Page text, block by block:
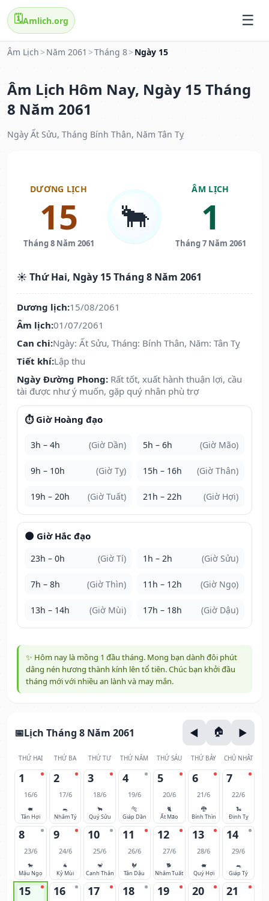
🗓️Amlich.org
Âm Lịch > Năm 2061 >Tháng 8> Ngày 15
Âm Lịch Hôm Nay, Ngày 15 Tháng
8 Năm 2061
Ngày Ất Sửu, Tháng Bính Thân, Năm Tân Tỵ
DƯƠNG LỊCH
15
Tháng 8 Năm 2061
🐂
ÂM LỊCH
1
Tháng 7 Năm 2061
☀️ Thứ Hai, Ngày 15 Tháng 8 Năm 2061
Dương lịch:15/08/2061
Âm lịch:01/07/2061
Can chi:Ngày: Ất Sửu, Tháng: Bính Thân, Năm: Tân Tỵ
Tiết khí:Lập thu
Ngày Đường Phong: Rất tốt, xuất hành thuận lợi, cầu
tài được như ý muốn, gặp quý nhân phù trợ
⏱️ Giờ Hoàng đạo
3h – 4h (Giờ Dần) 5h – 6h (Giờ Mão)
9h – 10h (Giờ Tỵ) 15h – 16h (Giờ Thân)
19h – 20h (Giờ Tuất) 21h – 22h (Giờ Hợi)
🌑 Giờ Hắc đạo
23h – 0h (Giờ Tí) 1h – 2h (Giờ Sửu)
7h – 8h (Giờ Thìn) 11h – 12h (Giờ Ngọ)
13h – 14h (Giờ Mùi) 17h – 18h (Giờ Dậu)
✨ Hôm nay là mồng 1 đầu tháng. Mong bạn dành đôi phút
dâng nén hương thành kính lên tổ tiên. Chúc bạn khởi đầu
tháng mới với nhiều an lành và may mắn.
Lịch Tháng 8 Năm 2061
THỨ HAI THỨ BA THỨ TƯ THỨ NĂM THỨ SÁU THỨ BẢY CHỦ NHẬT
1
16/6
🐖
Tân Hợi
2
17/6
🐀
Nhâm Tý
3
18/6
🐂
Quý Sửu
4
19/6
🐅
Giáp Dần
5
20/6
🐈
Ất Mão
6
21/6
🐉
Bính Thìn
7
22/6
🐍
Đinh Tỵ
8
23/6
🐎
Mậu Ngọ
9
24/6
🐐
Kỷ Mùi
10
25/6
🐒
Canh Thân
11
26/6
🐓
Tân Dậu
12
27/6
🐕
Nhâm Tuất
13
28/6
🐖
Quý Hợi
14
29/6
🐀
Giáp Tý
15 16 17 18 19 20 21